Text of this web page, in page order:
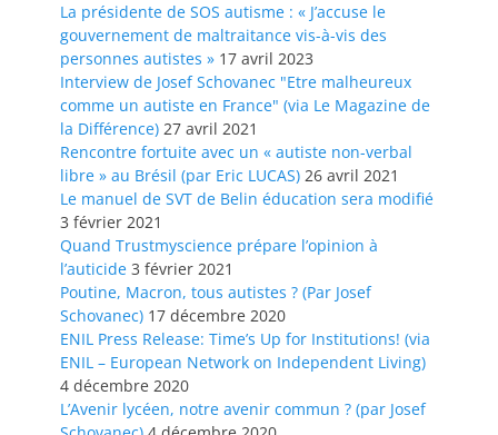
La présidente de SOS autisme : « J’accuse le
gouvernement de maltraitance vis-à-vis des
personnes autistes » 17 avril 2023
Interview de Josef Schovanec "Etre malheureux
comme un autiste en France" (via Le Magazine de
la Différence) 27 avril 2021
Rencontre fortuite avec un « autiste non-verbal
libre » au Brésil (par Eric LUCAS) 26 avril 2021
Le manuel de SVT de Belin éducation sera modifié
3 février 2021
Quand Trustmyscience prépare l’opinion à
l’auticide 3 février 2021
Poutine, Macron, tous autistes ? (Par Josef
Schovanec) 17 décembre 2020
ENIL Press Release: Time’s Up for Institutions! (via
ENIL – European Network on Independent Living)
4 décembre 2020
L’Avenir lycéen, notre avenir commun ? (par Josef